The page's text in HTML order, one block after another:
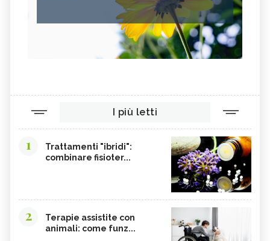
I più letti
1
Trattamenti "ibridi":
combinare fisioter...
2
Terapie assistite con
animali: come funz...